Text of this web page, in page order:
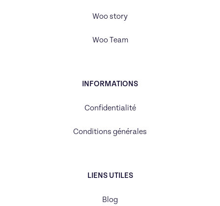
Woo story
Woo Team
INFORMATIONS
Confidentialité
Conditions générales
LIENS UTILES
Blog